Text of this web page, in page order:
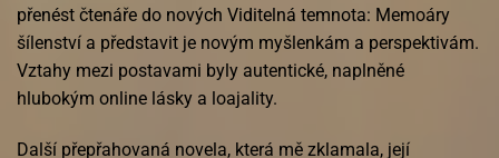
přenést čtenáře do nových Viditelná temnota: Memoáry
šílenství a představit je novým myšlenkám a perspektivám.
Vztahy mezi postavami byly autentické, naplněné
hlubokým online lásky a loajality.
Další přepřahovaná novela, která mě zklamala, její